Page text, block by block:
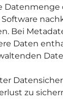
Bei
Daten
zu